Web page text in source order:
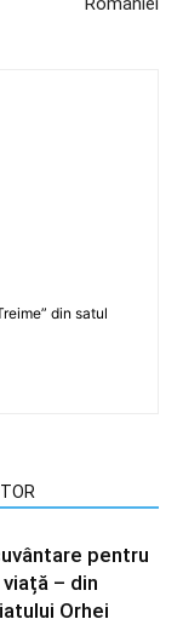
din satul
pentru
– din
Orhei